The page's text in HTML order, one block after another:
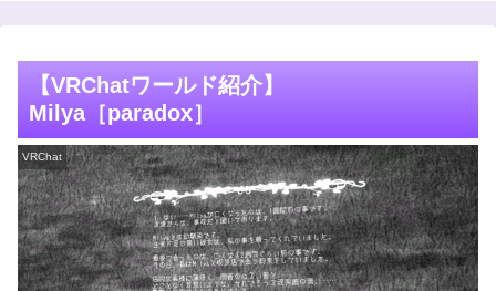
【VRChatワールド紹介】
Milya［paradox］
VRChat